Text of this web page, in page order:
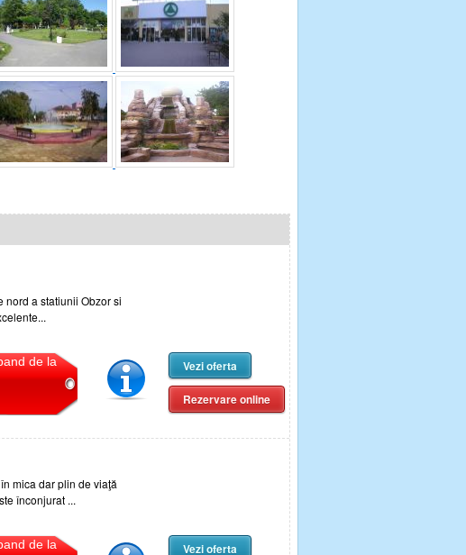
nord a statiunii Obzor si
de la Vezi oferta
Rezervare online
mica dar plin de viaţă
înconjurat ...
de la Vezi oferta